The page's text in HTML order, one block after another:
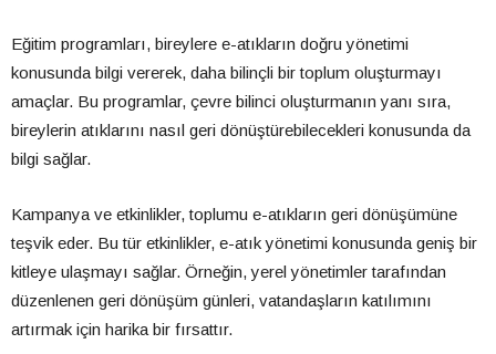
Eğitim programları, bireylere e-atıkların doğru yönetimi
konusunda bilgi vererek, daha bilinçli bir toplum oluşturmayı
amaçlar. Bu programlar, çevre bilinci oluşturmanın yanı sıra,
bireylerin atıklarını nasıl geri dönüştürebilecekleri konusunda da
bilgi sağlar.
Kampanya ve etkinlikler, toplumu e-atıkların geri dönüşümüne
teşvik eder. Bu tür etkinlikler, e-atık yönetimi konusunda geniş bir
kitleye ulaşmayı sağlar. Örneğin, yerel yönetimler tarafından
düzenlenen geri dönüşüm günleri, vatandaşların katılımını
artırmak için harika bir fırsattır.